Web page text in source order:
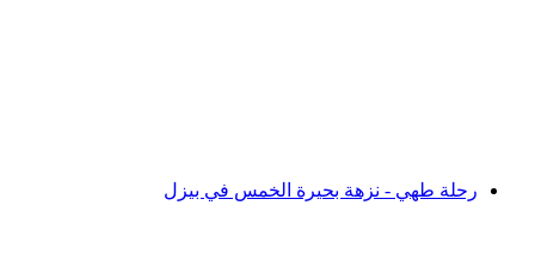
رحلة طهي - نزهة بحيرة الخمس في بيزل